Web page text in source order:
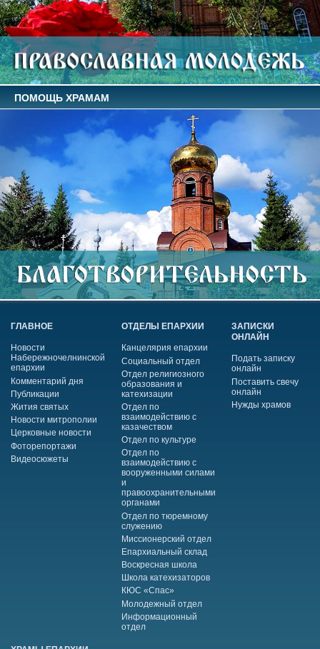
ПОМОЩЬ ХРАМАМ
ГЛАВНОЕ
Новости
Набережночелнинской
епархии
Комментарий дня
Публикации
Жития святых
Новости митрополии
Церковные новости
Фоторепортажи
Видеосюжеты
ОТДЕЛЫ ЕПАРХИИ
Канцелярия епархии
Социальный отдел
Отдел религиозного
образования и
катехизации
Отдел по
взаимодействию с
казачеством
Отдел по культуре
Отдел по
взаимодействию с
вооруженными силами
и
правоохранительными
органами
Отдел по тюремному
служению
Миссионерский отдел
Епархиальный склад
Воскресная школа
Школа катехизаторов
КЮС «Спас»
Молодежный отдел
Информационный
отдел
ЗАПИСКИ
ОНЛАЙН
Подать записку
онлайн
Поставить свечу
онлайн
Нужды храмов